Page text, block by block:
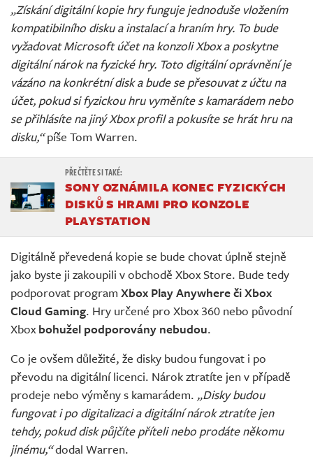
„Získání digitální kopie hry funguje jednoduše vložením
kompatibilního disku a instalací a hraním hry. To bude
vyžadovat Microsoft účet na konzoli Xbox a poskytne
digitální nárok na fyzické hry. Toto digitální oprávnění je
vázáno na konkrétní disk a bude se přesouvat z účtu na
účet, pokud si fyzickou hru vyměníte s kamarádem nebo
se přihlásíte na jiný Xbox profil a pokusíte se hrát hru na
disku,“píše Tom Warren.
SONY OZNÁMILA KONEC FYZICKÝCH
DISKŮ S HRAMI PRO KONZOLE
PLAYSTATION
Digitálně převedená kopie se bude chovat úplně stejně
jako byste ji zakoupili v obchodě Xbox Store. Bude tedy
podporovat program Xbox Play Anywhere či Xbox
Cloud Gaming. Hry určené pro Xbox 360 nebo původní
Xboxbohužel podporovány nebudou.
Co je ovšem důležité, že disky budou fungovat i po
převodu na digitální licenci. Nárok ztratíte jen v případě
prodeje nebo výměny s kamarádem. „Disky budou
fungovat i po digitalizaci a digitální nárok ztratíte jen
tehdy, pokud disk půjčíte příteli nebo prodáte někomu
jinému,“dodal Warren.